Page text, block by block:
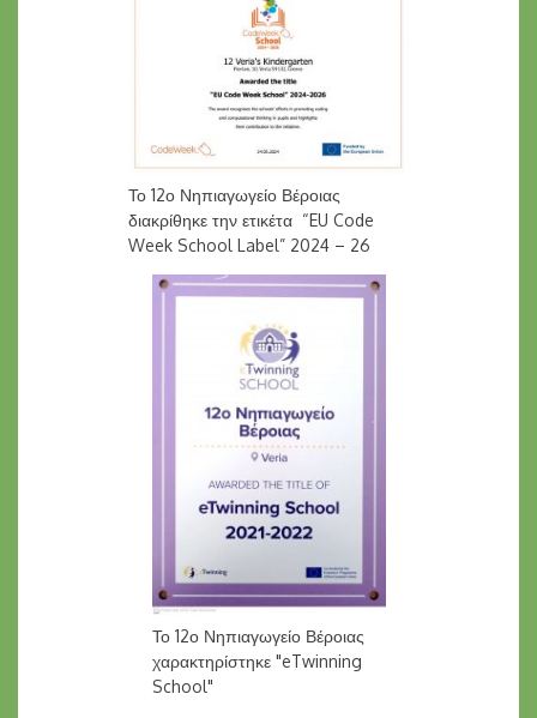
Το 12ο Νηπιαγωγείο Βέροιας
διακρίθηκε την ετικέτα “EU Code
Week School Label” 2024 – 26
Το 12ο Νηπιαγωγείο Βέροιας
χαρακτηρίστηκε "eTwinning
School"